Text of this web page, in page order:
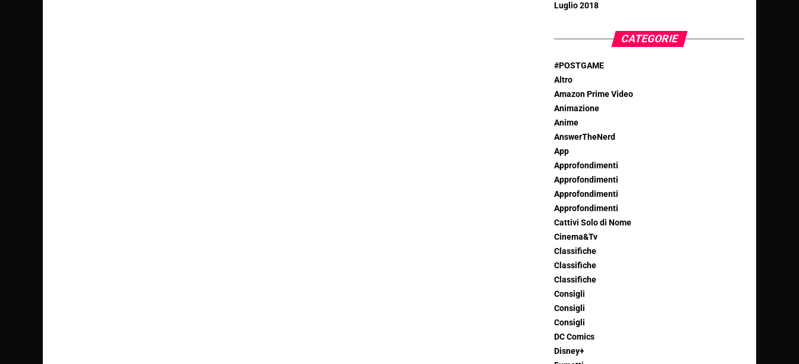
Luglio 2018
CATEGORIE
#POSTGAME
Altro
Amazon Prime Video
Animazione
Anime
AnswerTheNerd
App
Approfondimenti
Approfondimenti
Approfondimenti
Approfondimenti
Cattivi Solo di Nome
Cinema&Tv
Classifiche
Classifiche
Classifiche
Consigli
Consigli
Consigli
DC Comics
Disney+